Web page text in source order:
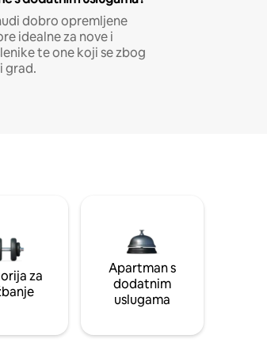
dobro opremljene
idealne za nove i
te one koji se zbog
grad.
za
Apartman s
dodatnim
uslugama